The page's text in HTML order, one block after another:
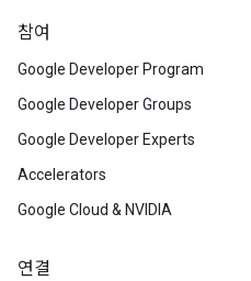
참여
Google Developer Program
Google Developer Groups
Google Developer Experts
Accelerators
Google Cloud & NVIDIA
연결